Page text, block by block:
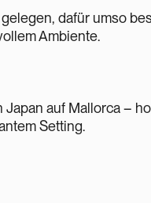
dafür umso
Ambiente.
Japan auf Mallorca –
Setting.